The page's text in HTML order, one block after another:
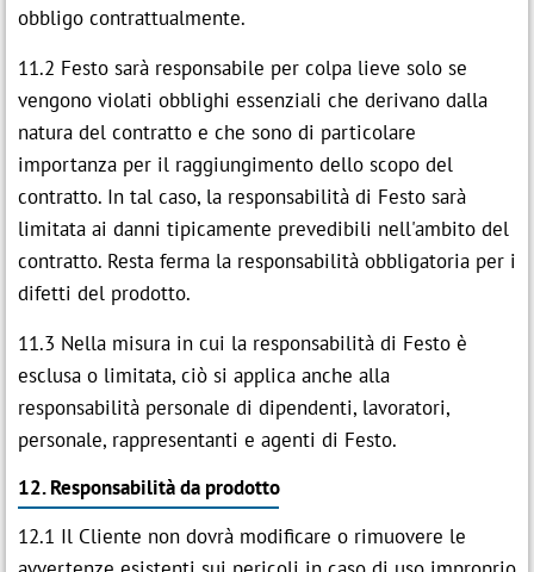
obbligo contrattualmente.
11.2 Festo sarà responsabile per colpa lieve solo se
vengono violati obblighi essenziali che derivano dalla
natura del contratto e che sono di particolare
importanza per il raggiungimento dello scopo del
contratto. In tal caso, la responsabilità di Festo sarà
limitata ai danni tipicamente prevedibili nell'ambito del
contratto. Resta ferma la responsabilità obbligatoria per i
difetti del prodotto.
11.3 Nella misura in cui la responsabilità di Festo è
esclusa o limitata, ciò si applica anche alla
responsabilità personale di dipendenti, lavoratori,
personale, rappresentanti e agenti di Festo.
12. Responsabilità da prodotto
12.1 Il Cliente non dovrà modificare o rimuovere le